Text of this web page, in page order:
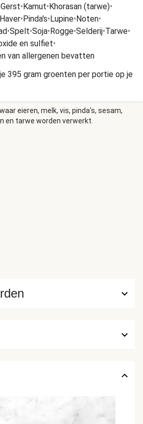
Gerst•Kamut•Khorasan (tarwe)•
Haver•Pinda's•Lupine•Noten•
•Spelt•Soja•Rogge•Selderij•Tarwe•
en sulfiet•
van allergenen bevatten
395 gram groenten per portie op je
eieren, melk, vis, pinda's, sesam,
en tarwe worden verwerkt.